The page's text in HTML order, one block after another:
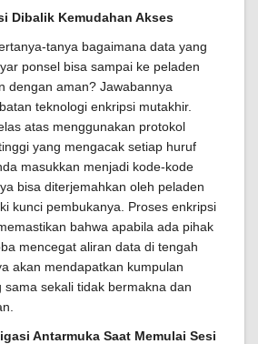
Dibalik Kemudahan Akses
tanya bagaimana data yang
ponsel bisa sampai ke peladen
dengan aman? Jawabannya
teknologi enkripsi mutakhir.
atas menggunakan protokol
yang mengacak setiap huruf
masukkan menjadi kode-kode
bisa diterjemahkan oleh peladen
kunci pembukanya. Proses enkripsi
bahwa apabila ada pihak
mencegat aliran data di tengah
akan mendapatkan kumpulan
sama sekali tidak bermakna dan
Antarmuka Saat Memulai Sesi